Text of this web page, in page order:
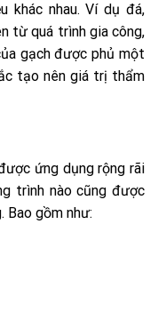
khác nhau. Ví dụ đá,
từ quá trình gia công,
gạch được phủ một
tạo nên giá trị thẩm
ứng dụng rộng rãi
trình nào cũng được
Bao gồm như: